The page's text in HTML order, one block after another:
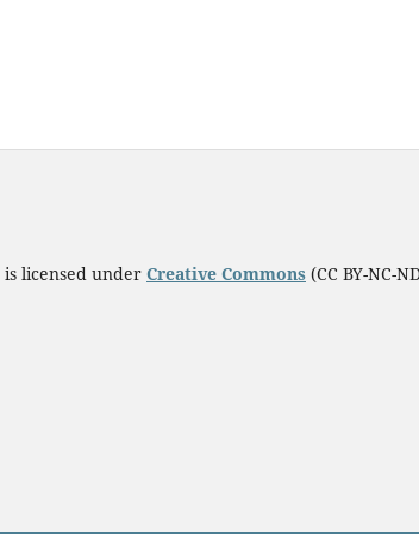
is licensed under Creative Commons (CC BY-NC-